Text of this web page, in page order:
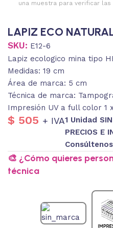
una muestra para verificar
LAPIZ ECO
SKU: E12-6
Lapiz ecologico mina tipo
Medidas: 19 cm
Área de marca: 5 cm
Técnica de marca:
Impresión UV a full color 1
$ 505 + IVA1 Unidad
PRECIOS E
🎨 ¿Cómo quieres
técnica